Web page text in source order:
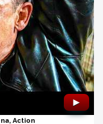
►
Action